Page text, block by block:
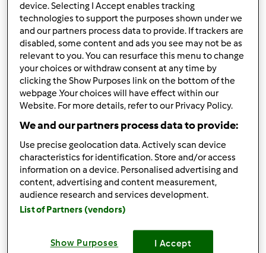
4.8(41)
CORNETTI BISCOTTO (
senza uova nè
zucchero)
daOspite
13 157 medio 10 1h 20min
4.6 (37)
PASTA AL SUGO
RISOTTATA
dairene1502
4 25min
device. Selecting I Accept enables tracking
technologies to support the purposes shown under we
and our partners process data to provide. If trackers are
disabled, some content and ads you see may not be as
relevant to you. You can resurface this menu to change
your choices or withdraw consent at any time by
clicking the Show Purposes link on the bottom of the
webpage .Your choices will have effect within our
Website. For more details, refer to our Privacy Policy.
We and our partners process data to provide:
Use precise geolocation data. Actively scan device
characteristics for identification. Store and/or access
information on a device. Personalised advertising and
content, advertising and content measurement,
audience research and services development.
List of Partners (vendors)
Show Purposes I Accept